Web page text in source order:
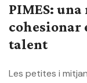
PIMES:
cohesionar
talent
Les petites i